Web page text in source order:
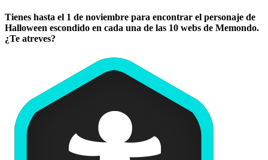
Tienes hasta el 1 de noviembre para encontrar el personaje de
Halloween escondido en cada una de las 10 webs de Memondo.
¿Te atreves?